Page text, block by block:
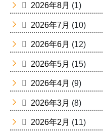
2026年8月 (1)
2026年7月 (10)
2026年6月 (12)
2026年5月 (15)
2026年4月 (9)
2026年3月 (8)
2026年2月 (11)